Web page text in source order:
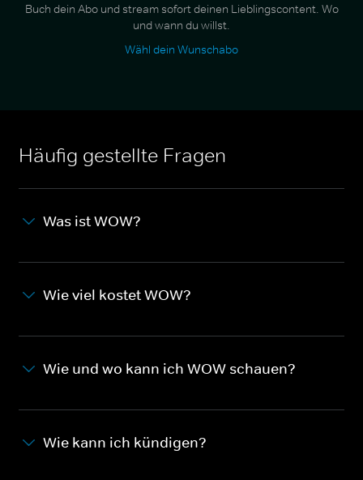
Buch dein Abo und stream sofort deinen Lieblingscontent. Wo
und wann du willst.
Wähl dein Wunschabo
Häufig gestellte Fragen
Was ist WOW?
Wie viel kostet WOW?
Wie und wo kann ich WOW schauen?
Wie kann ich kündigen?